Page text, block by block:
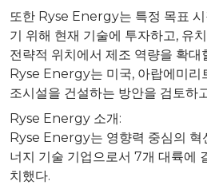
또한 Ryse Energy는 특정 목표
기 위해 현재 기술에 투자하고, 유
전략적 위치에서 제조 역량을 확대
Ryse Energy는 미국, 아랍에미리
조시설을 건설하는 방안을 검토하
Ryse Energy 소개:
Ryse Energy는 영향력 중심의 혁
너지 기술 기업으로서 7개 대륙에
치했다.